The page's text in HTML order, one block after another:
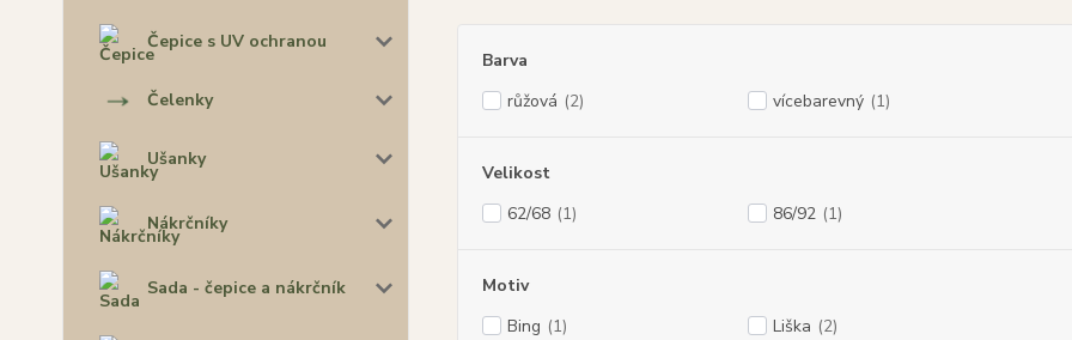
Čepice s UV ochranou
Čelenky
Ušanky
Nákrčníky
Sada - čepice a nákrčník
Barva
růžová (2) vícebarevný (1)
Velikost
62/68 (1) 86/92 (1)
Motiv
Bing (1) Liška (2)